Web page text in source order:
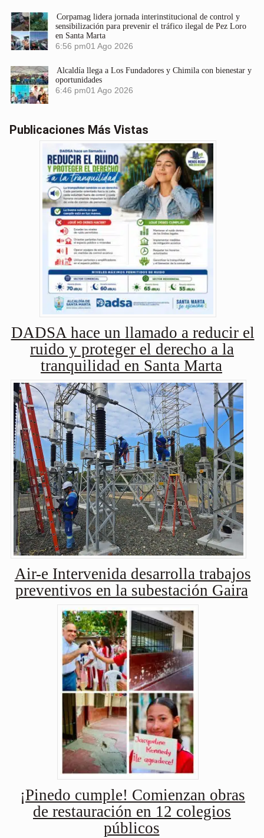
Corpamag lidera jornada interinstitucional de control y
sensibilización para prevenir el tráfico ilegal de Pez Loro
en Santa Marta
6:56 pm01 Ago 2026
Alcaldía llega a Los Fundadores y Chimila con bienestar y
oportunidades
6:46 pm01 Ago 2026
Publicaciones Más Vistas
DADSA hace un llamado a reducir el
ruido y proteger el derecho a la
tranquilidad en Santa Marta
Air-e Intervenida desarrolla trabajos
preventivos en la subestación Gaira
¡Pinedo cumple! Comienzan obras
de restauración en 12 colegios
públicos